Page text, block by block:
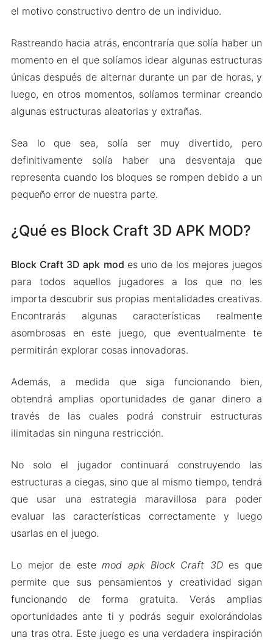
el motivo constructivo dentro de un individuo.
Rastreando hacia atrás, encontraría que solía haber un
momento en el que solíamos idear algunas estructuras
únicas después de alternar durante un par de horas, y
luego, en otros momentos, solíamos terminar creando
algunas estructuras aleatorias y extrañas.
Sea lo que sea, solía ser muy divertido, pero
definitivamente solía haber una desventaja que
representa cuando los bloques se rompen debido a un
pequeño error de nuestra parte.
¿Qué es Block Craft 3D APK MOD?
Block Craft 3D apk mod es uno de los mejores juegos
para todos aquellos jugadores a los que no les
importa descubrir sus propias mentalidades creativas.
Encontrarás algunas características realmente
asombrosas en este juego, que eventualmente te
permitirán explorar cosas innovadoras.
Además, a medida que siga funcionando bien,
obtendrá amplias oportunidades de ganar dinero a
través de las cuales podrá construir estructuras
ilimitadas sin ninguna restricción.
No solo el jugador continuará construyendo las
estructuras a ciegas, sino que al mismo tiempo, tendrá
que usar una estrategia maravillosa para poder
evaluar las características correctamente y luego
usarlas en el juego.
Lo mejor de estemod apk Block Craft 3Des que
permite que sus pensamientos y creatividad sigan
funcionando de forma gratuita. Verás amplias
oportunidades ante ti y podrás seguir exolorándolas
una tras otra. Este juego es una verdadera inspiración